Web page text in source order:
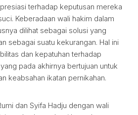
terhadap keputusan mereka
Keberadaan wali hakim dalam
dilihat sebagai solusi yang
sebagai suatu kekurangan. Hal ini
dan kepatuhan terhadap
pada akhirnya bertujuan untuk
keabsahan ikatan pernikahan.
dan Syifa Hadju dengan wali